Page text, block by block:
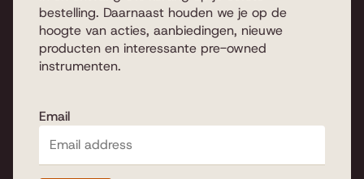
bestelling. Daarnaast houden we je op de
hoogte van acties, aanbiedingen, nieuwe
producten en interessante pre-owned
instrumenten.
Email